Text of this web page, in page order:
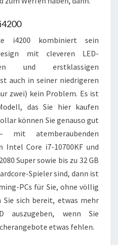
i4200 kombiniert sein
mit cleveren LED-
und erstklassigen
auch in seiner niedrigeren
zwei) kein Problem. Es ist
das Sie hier kaufen
können Sie genauso gut
mit atemberaubenden
Intel Core i7-10700KF und
Super sowie bis zu 32 GB
Spieler sind, dann ist
PCs für Sie, ohne völlig
Sie sich bereit, etwas mehr
auszugeben, wenn Sie
etwas fehlen.